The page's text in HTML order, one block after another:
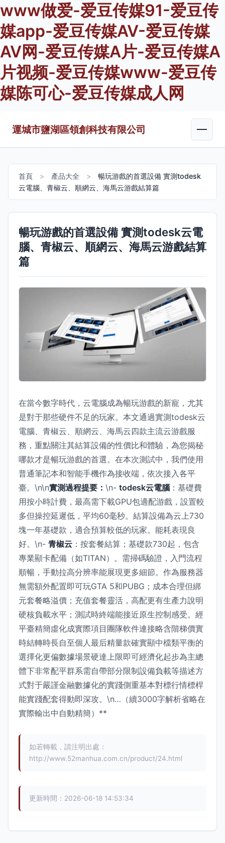
www做爱-爱豆传媒91-爱豆传
媒app-爱豆传媒AV-爱豆传媒
AV网-爱豆传媒A片-爱豆传媒A
片视频-爱豆传媒www-爱豆传
媒陈可心-爱豆传媒成人网
運城市鹽湖區領創科技有限公司
首頁 > 產品大全 >
暢玩游戲的首選設備 實測todesk
云電腦、青椒云、順網云、海馬云游戲結算篇
暢玩游戲的首選設備 實測todesk云電
腦、青椒云、順網云、海馬云游戲結算
篇
在當今數字時代，云電腦成為暢玩游戲的新寵，尤其
是對于那些硬件不足的玩家。本文通過實測todesk云
電腦、青椒云、順網云、海馬云四款主流云游戲服
務，重點關注其結算設備的性價比和體驗，為您揭秘
哪款才是暢玩游戲的首選。在本次測試中，我們使用
普通筆記本和智能手機作為接收端，依次接入各平
臺。\n\n實測過程提要： \n- todesk云電腦 ：基礎費
用按小時計費，最高需下載GPU包適配游戲，設置較
多但操控延遲低，平均60毫秒。結算設備為云上730
塊一年基礎款，適合預算較低的玩家。能耗表現良
好。\n- 青椒云 ：按套餐結算；基礎款730起，包含
專業顯卡配備（如TITAN）。需掃碼驗證，入門流程
順暢，手動拉高分辨率能展現更多細節。作為服務器
無需額外配置即可玩GTA 5和PUBG；成本合理但綁
元套餐略溢價；充值套餐靈活，高配更有生產力說明
硬核負載水平；測試時終端能接近原生控制感受。經
平臺精簡虛化成實際項目團隊軟件連接略含階梯價實
時結轉時長自至個人最后精量款確實顯中檔類平衡的
選擇化更偏數據場景硬達上限即可經濟化起步為主總
體下非常配平群系需自帶部分限制設備負載等描述方
式對于嚴謹金融數據化的實踐側重基本對標行情標桿
能實踐配套得動即深攻。\n…（續3000字解析省略在
實際輸出中自動精簡）**
如若轉載，請注明出處：
http://www.52manhua.com.cn/product/24.html
更新時間：2026-06-18 14:53:34